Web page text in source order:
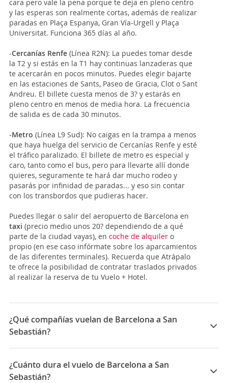
cara pero vale la pena porque te deja en pleno centro
y las esperas son realmente cortas, además de realizar
paradas en Plaça Espanya, Gran Vía-Urgell y Plaça
Universitat. Funciona 365 días al año.
-Cercanías Renfe (Línea R2N): La puedes tomar desde
la T2 y si estás en la T1 hay continuas lanzaderas que
te acercarán en pocos minutos. Puedes elegir bajarte
en las estaciones de Sants, Paseo de Gracia, Clot o Sant
Andreu. El billete cuesta menos de 3? y estarás en
pleno centro en menos de media hora. La frecuencia
de salida es de cada 30 minutos.
-Metro (Línea L9 Sud): No caigas en la trampa a menos
que haya huelga del servicio de Cercanías Renfe y esté
el tráfico paralizado. El billete de metro es especial y
caro, tanto como el bus, pero para llevarte allí donde
quieres, seguramente te hará dar mucho rodeo y
pasarás por infinidad de paradas... y eso sin contar
con los transbordos que pudieras hacer.
Puedes llegar o salir del aeropuerto de Barcelona en
taxi (precio medio unos 20? dependiendo de a qué
parte de la ciudad vayas), en coche de alquiler o
propio (en ese caso infórmate sobre los aparcamientos
de las diferentes terminales). Recuerda que Atrápalo
te ofrece la posibilidad de contratar traslados privados
al realizar la reserva de tu Vuelo + Hotel.
¿Qué compañías vuelan de Barcelona a San
Sebastián?
Las compañías que vuelan de Barcelona a San
Sebastián son: Vueling, Iberia
¿Cuánto dura el vuelo de Barcelona a San
Sebastián?